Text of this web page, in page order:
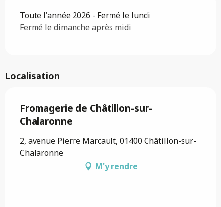
Toute l'année 2026 - Fermé le lundi
Fermé le dimanche après midi
Localisation
Fromagerie de Châtillon-sur-
Chalaronne
2, avenue Pierre Marcault, 01400 Châtillon-sur-
Chalaronne
M'y rendre